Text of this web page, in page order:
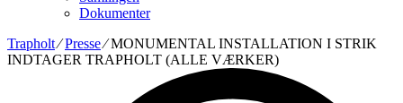
Dokumenter
Trapholt∕Presse∕MONUMENTAL INSTALLATION I STRIK
INDTAGER TRAPHOLT (ALLE VÆRKER)